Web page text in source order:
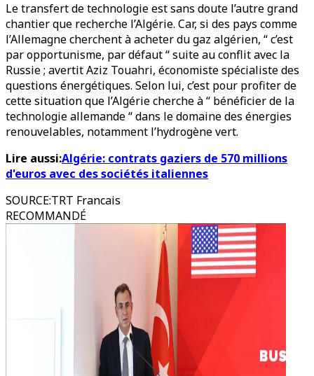
Le transfert de technologie est sans doute l’autre grand
chantier que recherche l’Algérie. Car, si des pays comme
l’Allemagne cherchent à acheter du gaz algérien, “ c’est
par opportunisme, par défaut “ suite au conflit avec la
Russie ; avertit Aziz Touahri, économiste spécialiste des
questions énergétiques. Selon lui, c’est pour profiter de
cette situation que l’Algérie cherche à “ bénéficier de la
technologie allemande “ dans le domaine des énergies
renouvelables, notamment l’hydrogène vert.
Lire aussi:Algérie: contrats gaziers de 570 millions
d'euros avec des sociétés italiennes
SOURCE:TRT Francais
RECOMMANDÉ